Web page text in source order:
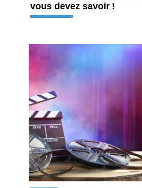
vous devez savoir !